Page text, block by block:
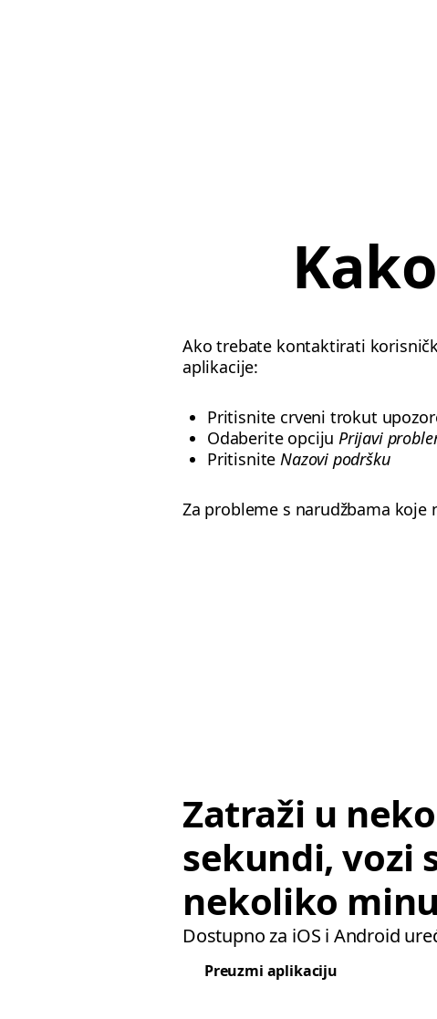
Ako trebate kontaktirati
aplikacije:
Pritisnite crveni trokut
Odaberite opcijuPrijavi
PritisniteNazovi podršku
Za probleme s narudžbama
Zatraži u
sekundi, vozi
nekoliko
Dostupno za iOS i Android
Preuzmi aplikaciju